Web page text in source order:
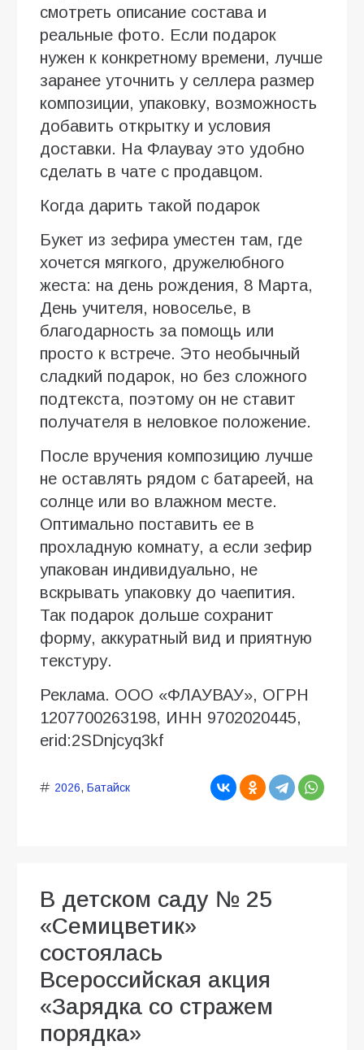
смотреть описание состава и
реальные фото. Если подарок
нужен к конкретному времени, лучше
заранее уточнить у селлера размер
композиции, упаковку, возможность
добавить открытку и условия
доставки. На Флаувау это удобно
сделать в чате с продавцом.
Когда дарить такой подарок
Букет из зефира уместен там, где
хочется мягкого, дружелюбного
жеста: на день рождения, 8 Марта,
День учителя, новоселье, в
благодарность за помощь или
просто к встрече. Это необычный
сладкий подарок, но без сложного
подтекста, поэтому он не ставит
получателя в неловкое положение.
После вручения композицию лучше
не оставлять рядом с батареей, на
солнце или во влажном месте.
Оптимально поставить ее в
прохладную комнату, а если зефир
упакован индивидуально, не
вскрывать упаковку до чаепития.
Так подарок дольше сохранит
форму, аккуратный вид и приятную
текстуру.
Реклама. ООО «ФЛАУВАУ», ОГРН
1207700263198, ИНН 9702020445,
erid:2SDnjcyq3kf
2026, Батайск
В детском саду № 25
«Семицветик»
состоялась
Всероссийская акция
«Зарядка со стражем
порядка»